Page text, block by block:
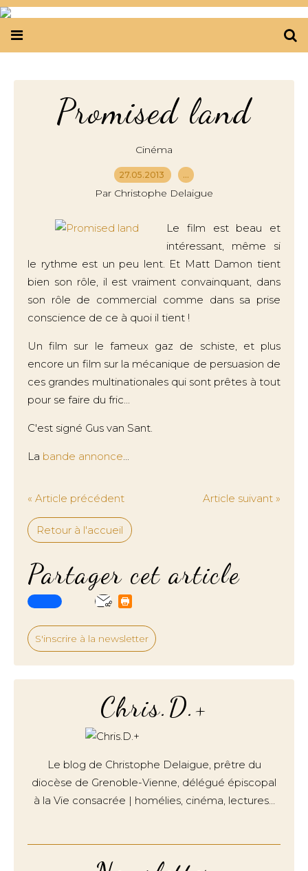
Promised land
Cinéma
27.05.2013 …
Par Christophe Delaigue
Le film est beau et
intéressant, même si
le rythme est un peu lent. Et Matt Damon tient
bien son rôle, il est vraiment convainquant, dans
son rôle de commercial comme dans sa prise
conscience de ce à quoi il tient !
Un film sur le fameux gaz de schiste, et plus
encore un film sur la mécanique de persuasion de
ces grandes multinationales qui sont prêtes à tout
pour se faire du fric...
C'est signé Gus van Sant.
La bande annonce...
« Article précédent Article suivant »
Retour à l'accueil
Partager cet article
S'inscrire à la newsletter
Chris.D.+
Le blog de Christophe Delaigue, prêtre du
diocèse de Grenoble-Vienne, délégué épiscopal
à la Vie consacrée | homélies, cinéma, lectures…